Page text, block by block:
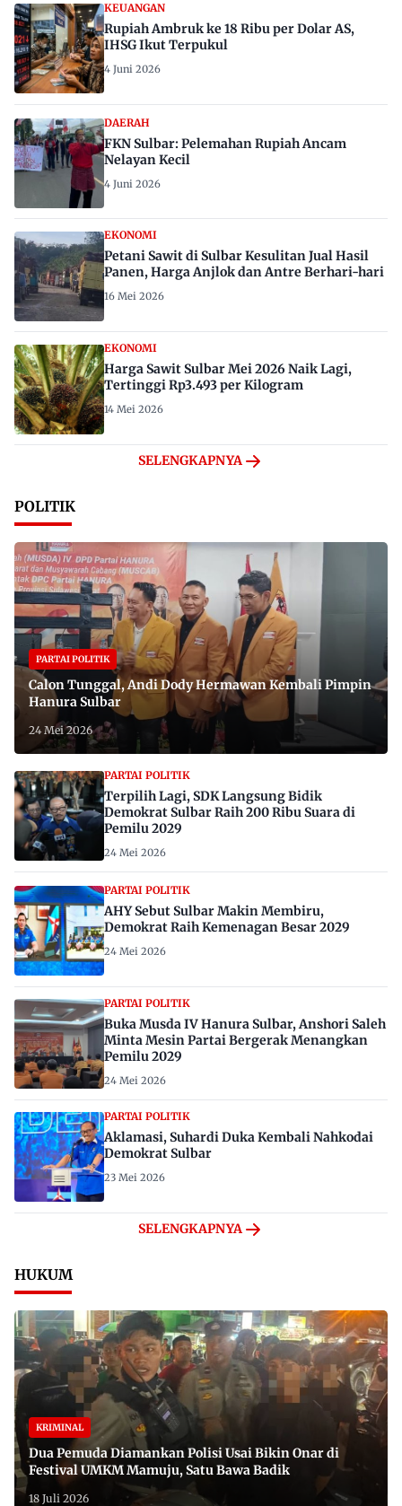
KEUANGAN
Rupiah Ambruk ke 18 Ribu per Dolar AS,
IHSG Ikut Terpukul
4 Juni 2026
DAERAH
FKN Sulbar: Pelemahan Rupiah Ancam
Nelayan Kecil
4 Juni 2026
EKONOMI
Petani Sawit di Sulbar Kesulitan Jual Hasil
Panen, Harga Anjlok dan Antre Berhari-hari
16 Mei 2026
EKONOMI
Harga Sawit Sulbar Mei 2026 Naik Lagi,
Tertinggi Rp3.493 per Kilogram
14 Mei 2026
SELENGKAPNYA
POLITIK
PARTAI POLITIK
Calon Tunggal, Andi Dody Hermawan Kembali Pimpin
Hanura Sulbar
24 Mei 2026
PARTAI POLITIK
Terpilih Lagi, SDK Langsung Bidik
Demokrat Sulbar Raih 200 Ribu Suara di
Pemilu 2029
24 Mei 2026
PARTAI POLITIK
AHY Sebut Sulbar Makin Membiru,
Demokrat Raih Kemenagan Besar 2029
24 Mei 2026
PARTAI POLITIK
Buka Musda IV Hanura Sulbar, Anshori Saleh
Minta Mesin Partai Bergerak Menangkan
Pemilu 2029
24 Mei 2026
PARTAI POLITIK
Aklamasi, Suhardi Duka Kembali Nahkodai
Demokrat Sulbar
23 Mei 2026
SELENGKAPNYA
HUKUM
KRIMINAL
Dua Pemuda Diamankan Polisi Usai Bikin Onar di
Festival UMKM Mamuju, Satu Bawa Badik
18 Juli 2026